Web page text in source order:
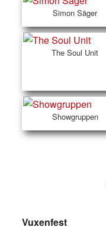
Simon Säger
The Soul Unit
Showgruppen
Vuxenfest